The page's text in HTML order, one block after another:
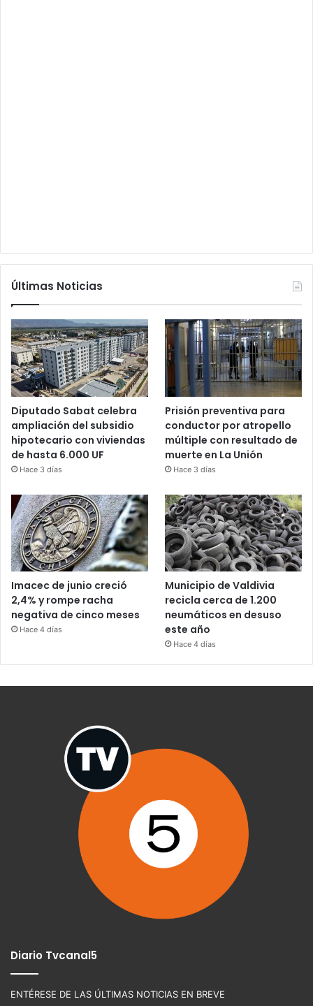
Últimas Noticias
Diputado Sabat celebra
ampliación del subsidio
hipotecario con viviendas
de hasta 6.000 UF
Hace 3 días
Prisión preventiva para
conductor por atropello
múltiple con resultado de
muerte en La Unión
Hace 3 días
Imacec de junio creció
2,4% y rompe racha
negativa de cinco meses
Hace 4 días
Municipio de Valdivia
recicla cerca de 1.200
neumáticos en desuso
este año
Hace 4 días
Diario Tvcanal5
ENTÉRESE DE LAS ÚLTIMAS NOTICIAS EN BREVE